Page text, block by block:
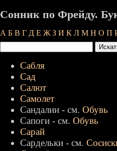
Сонник по Фрейду.
А Б В Г Д Е Ж З И К Л М Н О П
Сабля
Сад
Салют
Самолет
Сандалии - см. Обувь
Сапоги - см. Обувь
Сарай
Сардельки - см.